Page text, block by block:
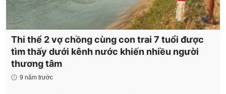
Thi thể 2 vợ chồng cùng con trai 7 tuổi được
tìm thấy dưới kênh nước khiến nhiều người
thương tâm
9 năm trước